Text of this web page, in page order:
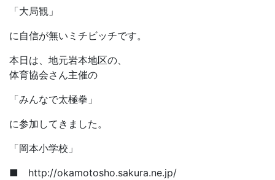
「大局観」
に自信が無いミチビッチです。
本日は、地元岩本地区の、
体育協会さん主催の
「みんなで太極拳」
に参加してきました。
「岡本小学校」
■ http://okamotosho.sakura.ne.jp/